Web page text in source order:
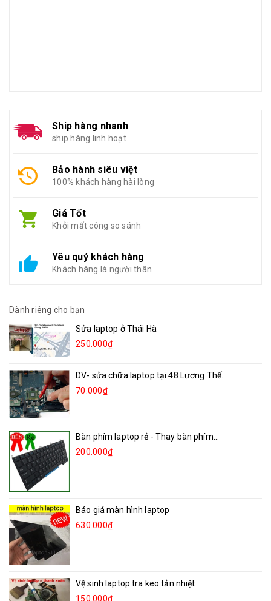
Ship hàng nhanh
ship hàng linh hoạt
Bảo hành siêu việt
100% khách hàng hài lòng
Giá Tốt
Khỏi mất công so sánh
Yêu quý khách hàng
Khách hàng là người thân
Dành riêng cho bạn
Sửa laptop ở Thái Hà
250.000₫
DV- sửa chữa laptop tại 48 Lương Thế...
70.000₫
Bàn phím laptop rẻ - Thay bàn phím...
200.000₫
Báo giá màn hình laptop
630.000₫
Vệ sinh laptop tra keo tản nhiệt
150.000₫